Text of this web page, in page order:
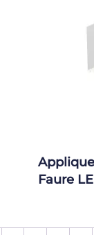
Faure